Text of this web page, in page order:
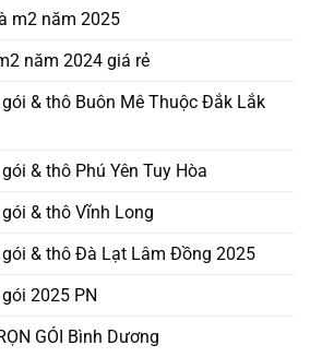
m2 năm 2025
năm 2024 giá rẻ
& thô Buôn Mê Thuộc Đắk Lắk
& thô Phú Yên Tuy Hòa
& thô Vĩnh Long
& thô Đà Lạt Lâm Đồng 2025
2025 PN
GÓI Bình Dương